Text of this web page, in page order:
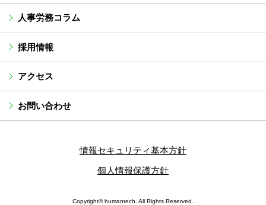
人事労務コラム
採用情報
アクセス
お問い合わせ
情報セキュリティ基本方針
個人情報保護方針
Copyright© humantech. All Rights Reserved.